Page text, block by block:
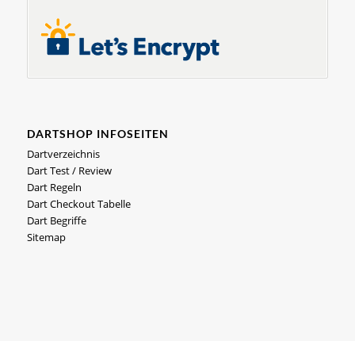
DARTSHOP INFOSEITEN
Dartverzeichnis
Dart Test / Review
Dart Regeln
Dart Checkout Tabelle
Dart Begriffe
Sitemap